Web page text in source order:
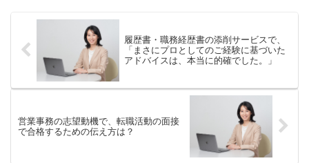
履歴書・職務経歴書の添削サービスで、
「まさにプロとしてのご経験に基づいた
アドバイスは、本当に的確でした。」
営業事務の志望動機で、転職活動の面接
で合格するための伝え方は？